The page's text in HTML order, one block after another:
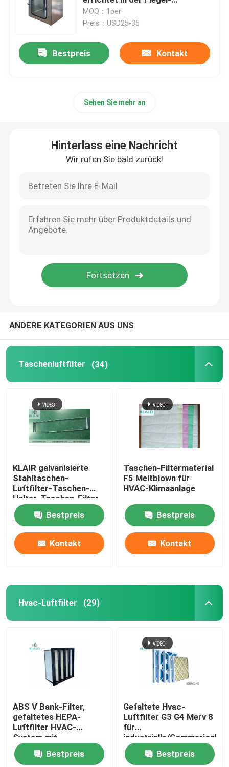
Fan-Filtrationseinheit FFU
Cleanroom-Luft-Dusche
Luftfilter der hohen Temperatur
gefaltete Luftfilter
Luftreinigerfilter
Durchlaufkasten
elektromagnetischen
Verriegelung
MOQ：1per
Preis：USD25-35
Bestpreis Kontakt
Sehen Sie mehr an
Hinterlass eine Nachricht
Wir rufen Sie bald zurück!
ANDERE KATEGORIEN AUS UNS
Taschenluftfilter (34)
KLAIR galvanisierte
Stahltaschen-
Luftfilter-Taschen-
Halter-Taschen-Filter-
Rahmen
Bestpreis
Kontakt
Taschen-Filtermaterial
F5 Meltblown für
HVAC-Klimaanlage
Bestpreis
Kontakt
Hvac-Luftfilter (29)
ABS V Bank-Filter,
gefaltetes HEPA-
Luftfilter HVAC-
System mit
Plastikrahmen
Bestpreis
Gefaltete Hvac-
Luftfilter G3 G4 Merv 8
für
industrielle/Commerical-
Anwendung
Bestpreis